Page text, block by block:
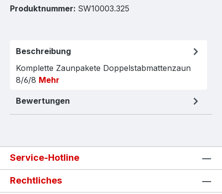
Produktnummer: SW10003.325
Beschreibung
Komplette Zaunpakete Doppelstabmattenzaun
8/6/8 Mehr
Bewertungen
Service-Hotline
Rechtliches